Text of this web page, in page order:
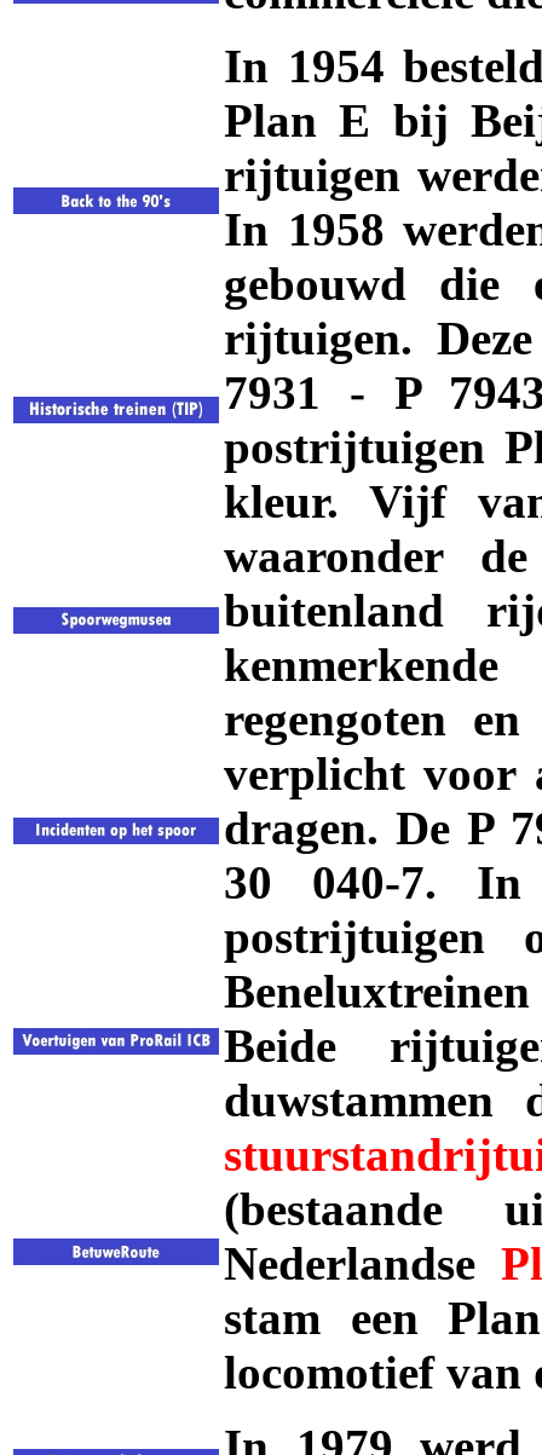
In 1954
Plan E bij
rijtuigen
In 1958
gebouwd
rijtuigen.
7931 - P
postrijtuigen
kleur. Vijf
waaronder
buitenland
regengoten
verplicht voor
dragen. De P
30 040-7.
postrijtuigen
Beide
(bestaande
Nederlandse
stam een
locomotief van